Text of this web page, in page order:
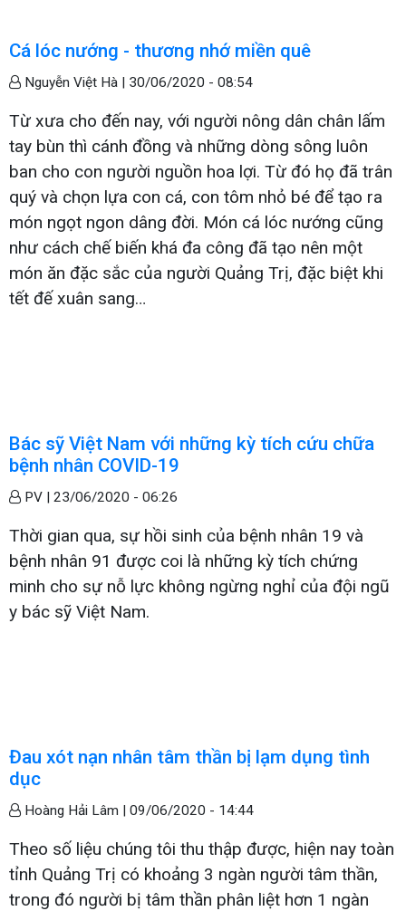
Cá lóc nướng - thương nhớ miền quê
Nguyễn Việt Hà | 30/06/2020 - 08:54
Từ xưa cho đến nay, với người nông dân chân lấm
tay bùn thì cánh đồng và những dòng sông luôn
ban cho con người nguồn hoa lợi. Từ đó họ đã trân
quý và chọn lựa con cá, con tôm nhỏ bé để tạo ra
món ngọt ngon dâng đời. Món cá lóc nướng cũng
như cách chế biến khá đa công đã tạo nên một
món ăn đặc sắc của người Quảng Trị, đặc biệt khi
tết đế xuân sang…
Bác sỹ Việt Nam với những kỳ tích cứu chữa
bệnh nhân COVID-19
PV | 23/06/2020 - 06:26
Thời gian qua, sự hồi sinh của bệnh nhân 19 và
bệnh nhân 91 được coi là những kỳ tích chứng
minh cho sự nỗ lực không ngừng nghỉ của đội ngũ
y bác sỹ Việt Nam.
Đau xót nạn nhân tâm thần bị lạm dụng tình
dục
Hoàng Hải Lâm | 09/06/2020 - 14:44
Theo số liệu chúng tôi thu thập được, hiện nay toàn
tỉnh Quảng Trị có khoảng 3 ngàn người tâm thần,
trong đó người bị tâm thần phân liệt hơn 1 ngàn